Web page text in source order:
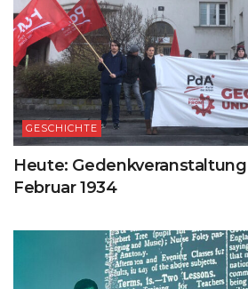
GESCHICHTE
Heute:
Februar 1934